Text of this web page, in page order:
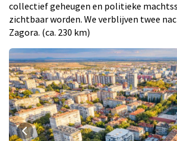
collectief geheugen en politieke
zichtbaar worden. We verblijven twee
Zagora. (ca. 230 km)